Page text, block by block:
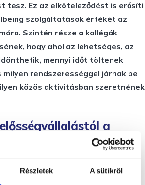
Részletek A sütikről
tesz. Ez az elköteleződést is erősíti
szolgáltatások értékét az
Szintén része a kollégák
hogy ahol az lehetséges, az
mennyi időt töltenek
milyen rendszerességgel járnak be
közös aktivitásban szeretnének
a
e minden munkavállaló? –
Tamás Ráskó Eszter